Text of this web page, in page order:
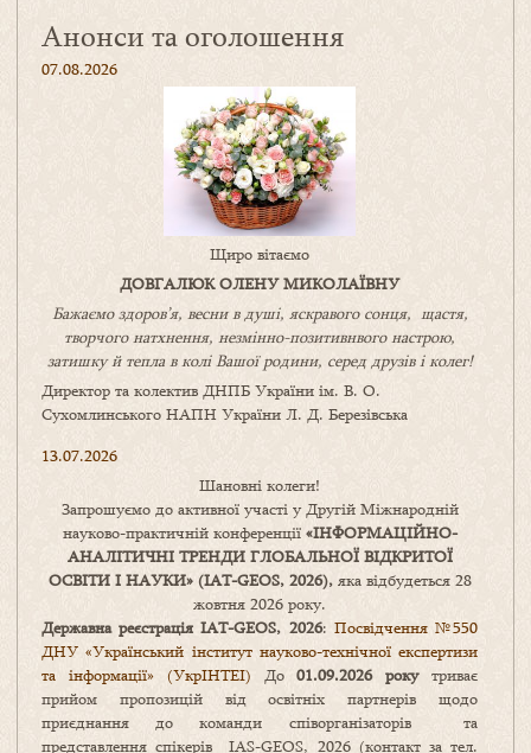
Анонси та оголошення
07.08.2026
Щиро вітаємо
ДОВГАЛЮК ОЛЕНУ МИКОЛАЇВНУ
Бажаємо здоров’я, весни в душі, яскравого сонця, щастя,
творчого натхнення, незмінно-позитивнвого настрою,
затишкуйтепла в коліВашоїродини, серед друзів і колег!
Директор та колектив ДНПБ України ім. В. О.
Сухомлинського НАПН України Л. Д. Березівська
13.07.2026
Шановні колеги!
Запрошуємо до активної участі у Другій Міжнародній
науково-практичній конференції «ІНФОРМАЦІЙНО-
АНАЛІТИЧНІ ТРЕНДИ ГЛОБАЛЬНОЇ ВІДКРИТОЇ
ОСВІТИ І НАУКИ» (IAT-GEOS, 2026),яка відбудеться 28
жовтня 2026 року.
Державна реєстрація IAT-GEOS, 2026: Посвідчення №550
ДНУ «Український інститут науково-технічної експертизи
та інформації» (УкрІНТЕІ) До01.09.2026 рокутриває
прийом пропозицій від освітніх партнерів щодо
приєднання до команди співорганізаторів та
представлення спікерів IAS-GEOS, 2026 (контакт за тел.